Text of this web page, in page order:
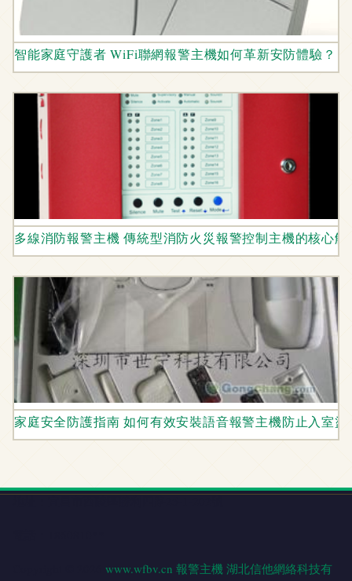
智能家庭守護者 WiFi聯網報警主機如何革新安防體驗？
多線消防報警主機 傳統型消防火災報警控制主機的核心解
家庭安全防護指南 如何有效安裝語音報警主機防止入室盜
www.wfbv.cn 報警主機 湖北信他網絡科技有